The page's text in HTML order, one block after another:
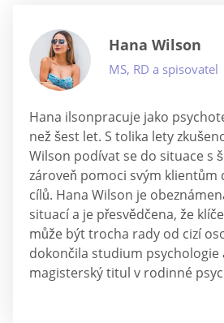
Hana Wilson
MS, RD a spisovatel
Hana ilsonpracuje jako
než šest let. S tolika lety
Wilson podívat se do situace s
zároveň pomoci svým klientům
cílů. Hana Wilson je
situací a je přesvědčena, že
může být trocha rady od cizí
dokončila studium psychologie
magisterský titul v rodinné